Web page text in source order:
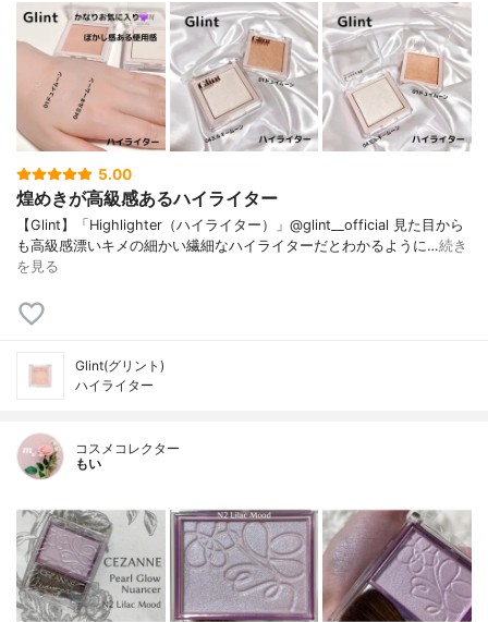
5.00
煌めきが高級感あるハイライター
【Glint】「Highlighter（ハイライター）」@glint__official 見た目から
も高級感漂いキメの細かい繊細なハイライターだとわかるように…続き
を見る
Glint(グリント)
ハイライター
コスメコレクター
もい